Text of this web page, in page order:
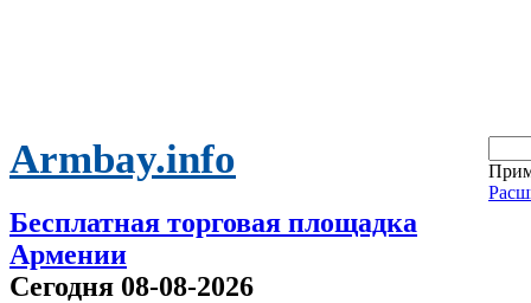
Armbay.info
Бесплатная торговая площадка
Армении
Сегодня 08-08-2026